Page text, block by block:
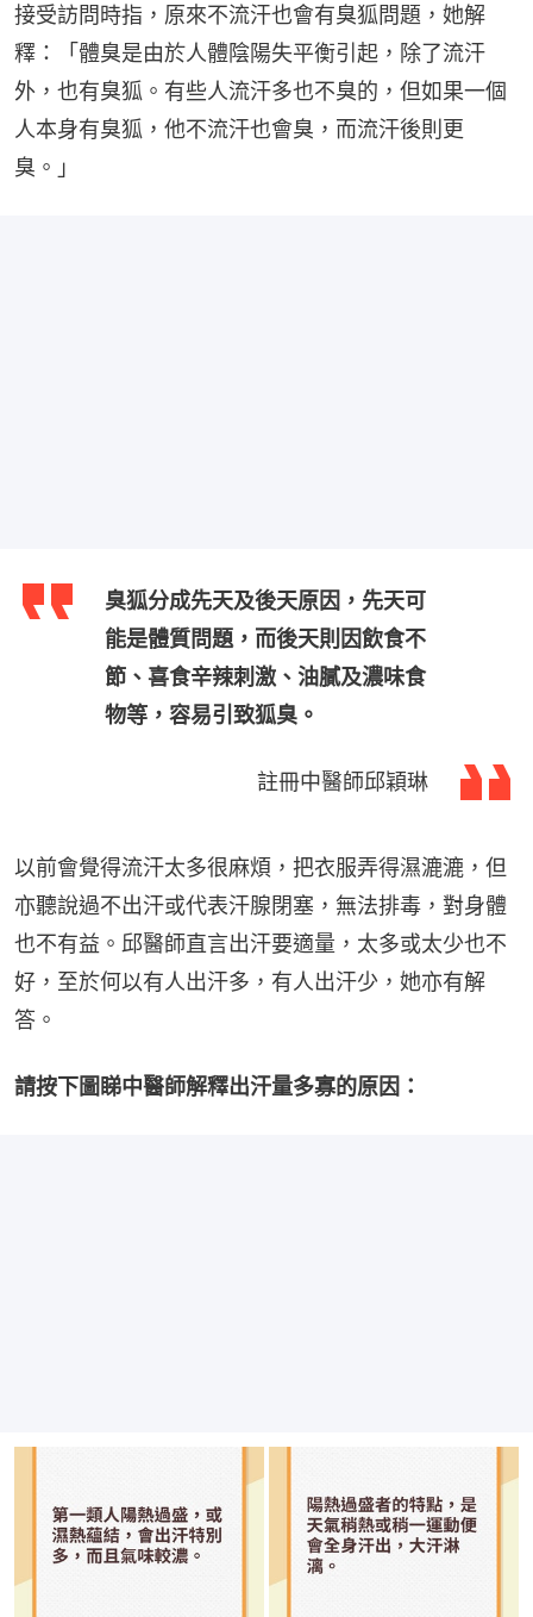
接受訪問時指，原來不流汗也會有臭狐問題，她解
釋：「體臭是由於人體陰陽失平衡引起，除了流汗
外，也有臭狐。有些人流汗多也不臭的，但如果一個
人本身有臭狐，他不流汗也會臭，而流汗後則更
臭。」
臭狐分成先天及後天原因，先天可
能是體質問題，而後天則因飲食不
節、喜食辛辣刺激、油膩及濃味食
物等，容易引致狐臭。
註冊中醫師邱穎琳
以前會覺得流汗太多很麻煩，把衣服弄得濕漉漉，但
亦聽說過不出汗或代表汗腺閉塞，無法排毒，對身體
也不有益。邱醫師直言出汗要適量，太多或太少也不
好，至於何以有人出汗多，有人出汗少，她亦有解
答。
請按下圖睇中醫師解釋出汗量多寡的原因：